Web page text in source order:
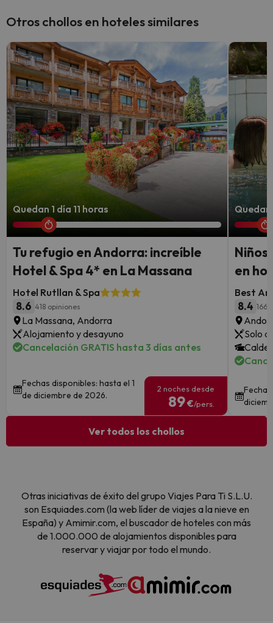
Otros chollos en hoteles similares
Quedan 1 día 11 horas
Tu refugio en Andorra: increíble
Hotel & Spa 4* en La Massana
Hotel Rutllan & Spa
8.6 418 opiniones
La Massana, Andorra
Alojamiento y desayuno
Cancelación GRATIS hasta 3 días antes
Fechas disponibles: hasta el 1
de diciembre de 2026.
2 noches desde
89€/pers.
Quedan
Niños
en
Best
8.4
Solo
Ver todos los chollos
Otras iniciativas de éxito del grupo Viajes Para Ti S.L.U.
son Esquiades.com (la web líder de viajes a la nieve en
España) y Amimir.com, el buscador de hoteles con más
de 1.000.000 de alojamientos disponibles para
reservar y viajar por todo el mundo.